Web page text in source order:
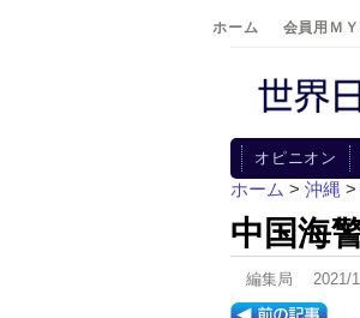
ホーム 会員用Ｍ
オピニオン
ホーム > 沖縄 >
中国海
編集局 2021/